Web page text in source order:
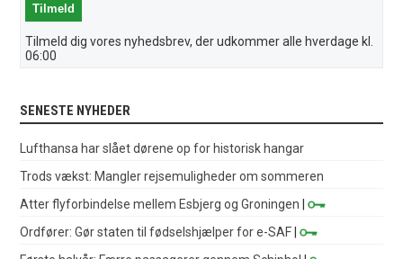
Tilmeld dig vores nyhedsbrev, der udkommer alle hverdage kl.
06:00
SENESTE NYHEDER
Lufthansa har slået dørene op for historisk hangar
Trods vækst: Mangler rejsemuligheder om sommeren
Atter flyforbindelse mellem Esbjerg og Groningen |
Ordfører: Gør staten til fødselshjælper for e-SAF |